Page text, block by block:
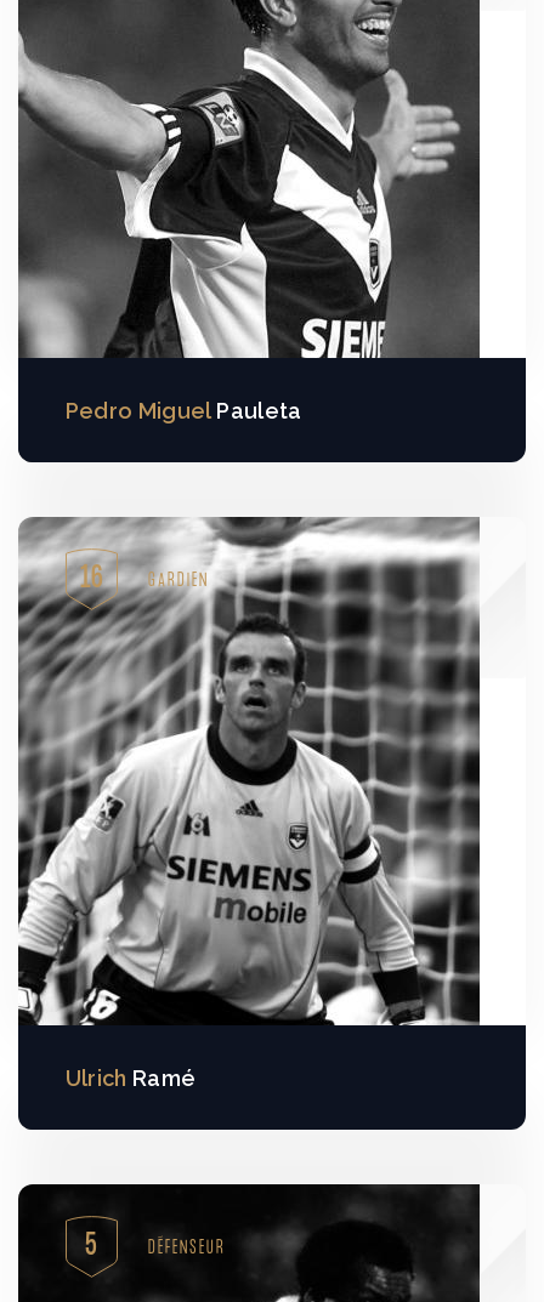
Pedro Miguel Pauleta
16 GARDIEN
Ulrich Ramé
5 DÉFENSEUR